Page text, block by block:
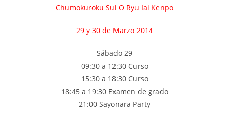
Chumokuroku Sui O Ryu Iai Kenpo
29 y 30 de Marzo 2014
Sábado 29
09:30 a 12:30 Curso
15:30 a 18:30 Curso
18:45 a 19:30 Examen de grado
21:00 Sayonara Party